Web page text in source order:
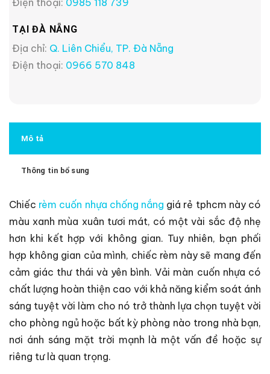
Điện thoại: 0985 118 739
TẠI ĐÀ NẴNG
Địa chỉ: Q. Liên Chiểu, TP. Đà Nẵng
Điện thoại: 0966 570 848
Mô tả
Thông tin bổ sung
Chiếc rèm cuốn nhựa chống nắng giá rẻ tphcm này có
màu xanh mùa xuân tươi mát, có một vài sắc độ nhẹ
hơn khi kết hợp với không gian. Tuy nhiên, bạn phối
hợp không gian của mình, chiếc rèm này sẽ mang đến
cảm giác thư thái và yên bình.Vải màn cuốn nhựa có
chất lượng hoàn thiện cao với khả năng kiểm soát ánh
sáng tuyệt vời làm cho nó trở thành lựa chọn tuyệt vời
cho phòng ngủ hoặc bất kỳ phòng nào trong nhà bạn,
nơi ánh sáng mặt trời mạnh là một vấn đề hoặc sự
riêng tư là quan trọng.